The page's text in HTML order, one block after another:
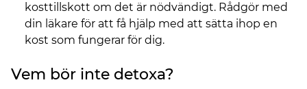
kosttillskott om det är nödvändigt. Rådgör med
din läkare för att få hjälp med att sätta ihop en
kost som fungerar för dig.
Vem bör inte detoxa?